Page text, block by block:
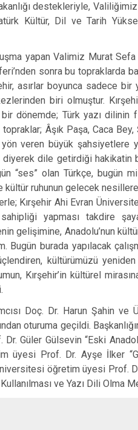
destekleriyle,
Kültür, Dil ve Tarih
yapan Valimiz Murat Sefa
sonra bu topraklarda
asırlar boyunca sadece
biri olmuştur.
dönemde; Türk yazı
Âşık Paşa, Caca
yön veren büyük şahsiyetlere
dile getirdiği hakikatin
“ses” olan Türkçe, bugün
ruhunun gelecek nesillere
Kırşehir Ahi Evran
yapması takdire
gelişimine, Anadolu’nun
Bugün burada yapılacak
kültürümüzü
Kırşehir’in kültürel
Doç. Dr. Harun Şahin
oturuma geçildi.
Güler Gülsevin “Eski
üyesi Prof. Dr. Ayşe İlker
öğretim üyesi Prof.
ve Yazı Dili Olma